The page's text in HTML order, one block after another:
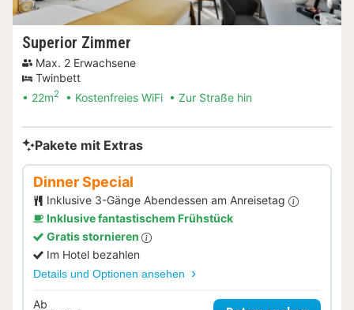
Superior Zimmer
Max. 2 Erwachsene
Twinbett
22m2 Kostenfreies WiFi Zur Straße hin
Pakete mit Extras
Dinner Special
Inklusive 3-Gänge Abendessen am Anreisetag
Inklusive fantastischem Frühstück
Gratis stornieren
Im Hotel bezahlen
Details und Optionen ansehen
Ab